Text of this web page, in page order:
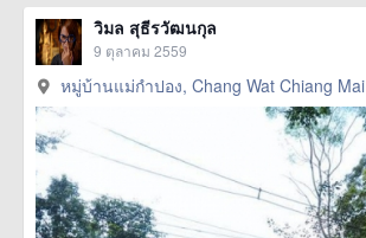
วิมล สุธีรวัฒนกุล
9 ตุลาคม 2559
หมู่บ้านแม่กำปอง, Chang Wat Chiang Mai